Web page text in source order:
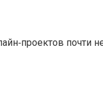
почти